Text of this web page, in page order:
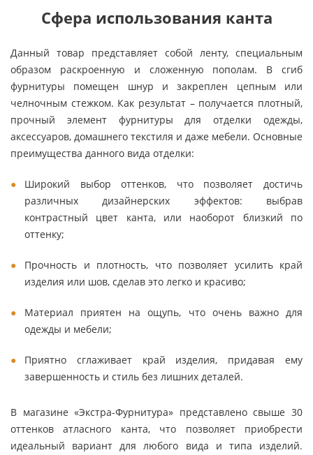
Сфера использования канта
Данный товар представляет собой ленту, специальным
образом раскроенную и сложенную пополам. В сгиб
фурнитуры помещен шнур и закреплен цепным или
челночным стежком. Как результат – получается плотный,
прочный элемент фурнитуры для отделки одежды,
аксессуаров, домашнего текстиля и даже мебели. Основные
преимущества данного вида отделки:
Широкий выбор оттенков, что позволяет достичь
различных дизайнерских эффектов: выбрав
контрастный цвет канта, или наоборот близкий по
оттенку;
Прочность и плотность, что позволяет усилить край
изделия или шов, сделав это легко и красиво;
Материал приятен на ощупь, что очень важно для
одежды и мебели;
Приятно сглаживает край изделия, придавая ему
завершенность и стиль без лишних деталей.
В магазине «Экстра-Фурнитура» представлено свыше 30
оттенков атласного канта, что позволяет приобрести
идеальный вариант для любого вида и типа изделий.